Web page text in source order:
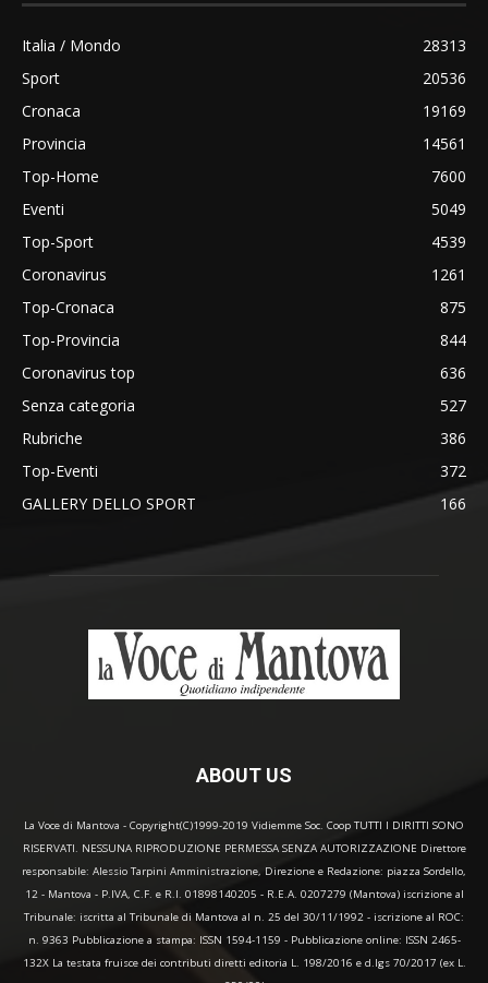
Italia / Mondo
28313
Sport
20536
Cronaca
19169
Provincia
14561
Top-Home
7600
Eventi
5049
Top-Sport
4539
Coronavirus
1261
Top-Cronaca
875
Top-Provincia
844
Coronavirus top
636
Senza categoria
527
Rubriche
386
Top-Eventi
372
GALLERY DELLO SPORT
166
ABOUT US
La Voce di Mantova - Copyright(C)1999-2019 Vidiemme Soc. Coop TUTTI I DIRITTI SONO
RISERVATI. NESSUNA RIPRODUZIONE PERMESSA SENZA AUTORIZZAZIONE Direttore
responsabile: Alessio Tarpini Amministrazione, Direzione e Redazione: piazza Sordello,
12 - Mantova - P.IVA, C.F. e R.I. 01898140205 - R.E.A. 0207279 (Mantova) iscrizione al
Tribunale: iscritta al Tribunale di Mantova al n. 25 del 30/11/1992 - iscrizione al ROC:
n. 9363 Pubblicazione a stampa: ISSN 1594-1159 - Pubblicazione online: ISSN 2465-
132X La testata fruisce dei contributi diretti editoria L. 198/2016 e d.lgs 70/2017 (ex L.